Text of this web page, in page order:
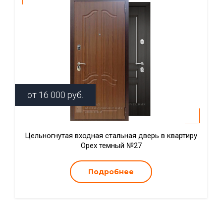
от 16 000 руб.
Цельногнутая входная стальная дверь в квартиру
Орех темный №27
Подробнее